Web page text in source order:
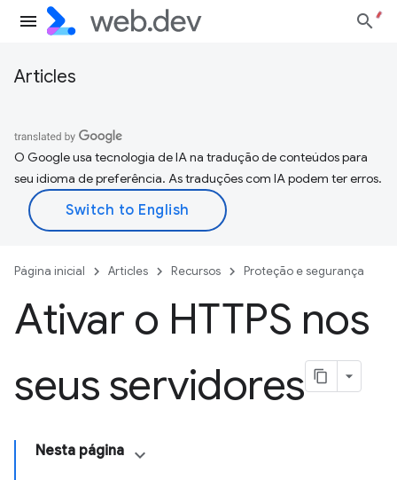
Articles
O Google usa tecnologia de IA na tradução de conteúdos para
seu idioma de preferência. As traduções com IA podem ter erros.
Página inicial Articles Recursos Proteção e segurança
Ativar o HTTPS nos
seus servidores
Nesta página